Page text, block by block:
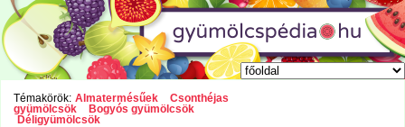
Témakörök: Almatermésűek
Csonthéjas
gyümölcsök
Bogyós gyümölcsök
Déligyümölcsök